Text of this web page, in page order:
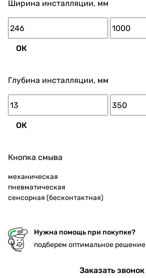
Ширина инсталляции, мм
ОК
Глубина инсталляции, мм
ОК
Кнопка смыва
механическая
пневматическая
сенсорная (бесконтактная)
Нужна помощь при покупке?
подберем оптимальное решение
Заказать звонок